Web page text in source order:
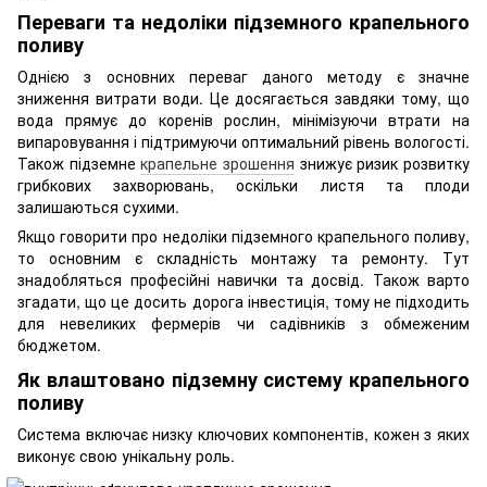
Переваги та недоліки підземного крапельного
поливу
Однією з основних переваг даного методу є значне
зниження витрати води. Це досягається завдяки тому, що
вода прямує до коренів рослин, мінімізуючи втрати на
випаровування і підтримуючи оптимальний рівень вологості.
Також підземнекрапельне зрошення знижує ризик розвитку
грибкових захворювань, оскільки листя та плоди
залишаються сухими.
Якщо говорити про недоліки підземного крапельного поливу,
то основним є складність монтажу та ремонту. Тут
знадобляться професійні навички та досвід. Також варто
згадати, що це досить дорога інвестиція, тому не підходить
для невеликих фермерів чи садівників з обмеженим
бюджетом.
Як влаштовано підземну систему крапельного
поливу
Система включає низку ключових компонентів, кожен з яких
виконує свою унікальну роль.